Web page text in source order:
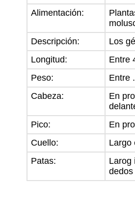
Alimentación:
Descripción:
Los
Longitud:
Entre
Peso:
Entre
Cabeza:
En
Pico:
En
Cuello:
Largo
Patas:
Larog